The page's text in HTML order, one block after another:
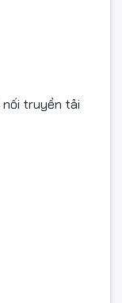
nối truyền tải